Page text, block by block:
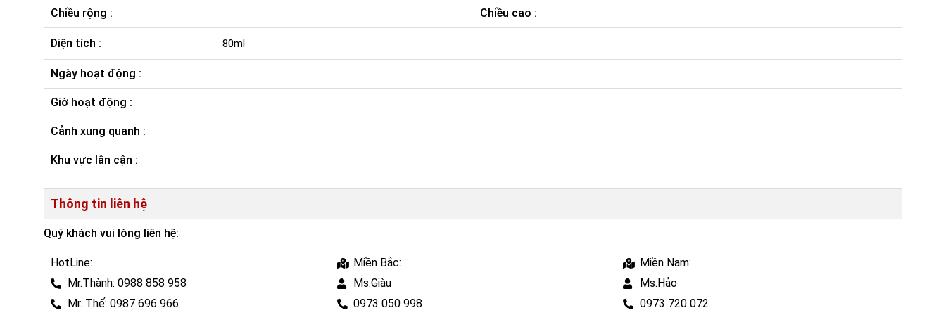
Chiều rộng : Chiều cao :
Diện tích : 80ml
Ngày hoạt động :
Giờ hoạt động :
Cảnh xung quanh :
Khu vực lân cận :
Thông tin liên hệ
Quý khách vui lòng liên hệ:
HotLine:
Mr.Thành: 0988 858 958
Mr. Thế: 0987 696 966
Miền Bắc:
Ms.Giàu
0973 050 998
Miền Nam:
Ms.Hảo
0973 720 072